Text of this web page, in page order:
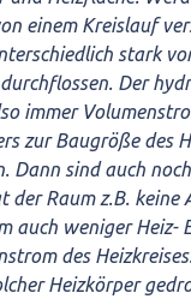
einem Kreislauf
stark
Der
immer
zur Baugröße des
Dann sind auch
der Raum z.B. keine
auch weniger Heiz-
des
Heizkörper